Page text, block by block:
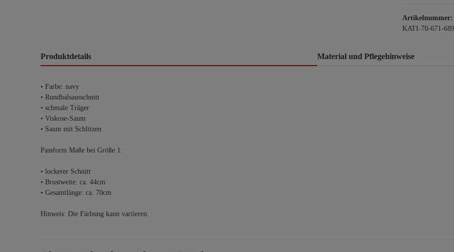
Artikelnummer:
KATI-70-671-689
Produktdetails Material und Pflegehinweise
• Farbe: navy
• Rundhalsausschnitt
• schmale Träger
• Viskose-Saum
• Saum mit Schlitzen
Passform Maße bei Größe 1:
• lockerer Schnitt
• Brustweite: ca. 44cm
• Gesamtlänge: ca. 70cm
Hinweis: Die Färbung kann variieren.